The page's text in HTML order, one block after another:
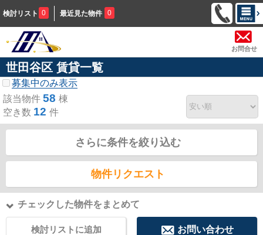
検討リスト 0 最近見た物件 0
お問合せ
世田谷区 賃貸一覧
募集中のみ表示
該当物件 58 棟
空き数 12 件
さらに条件を絞り込む
物件リクエスト
チェックした物件をまとめて
検討リストに追加 お問い合わせ